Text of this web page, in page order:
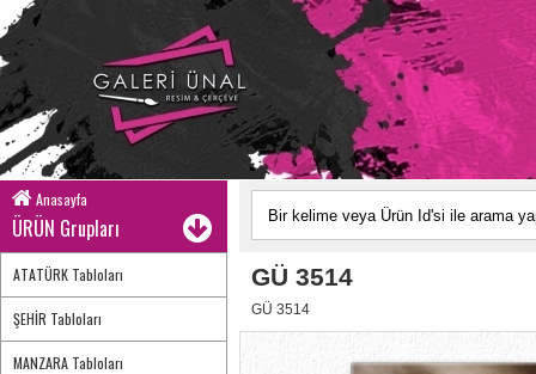
Anasayfa
ÜRÜN Grupları
ATATÜRK Tabloları
ŞEHİR Tabloları
MANZARA Tabloları
GÜ 3514
GÜ 3514